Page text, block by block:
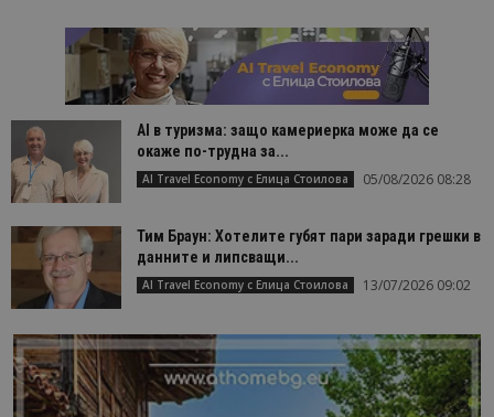
AI в туризма: защо камериерка може да се
окаже по-трудна за...
AI Travel Economy с Елица Стоилова 05/08/2026 08:28
Тим Браун: Хотелите губят пари заради грешки в
данните и липсващи...
AI Travel Economy с Елица Стоилова 13/07/2026 09:02